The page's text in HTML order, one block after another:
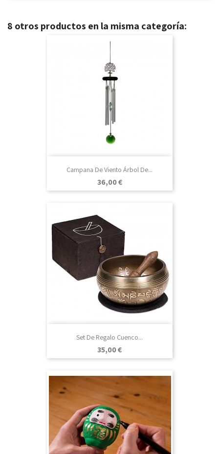
8 otros productos en la misma categoría:
Campana De Viento Árbol De...
Precio
36,00 €
Set De Regalo Cuenco...
Precio
35,00 €